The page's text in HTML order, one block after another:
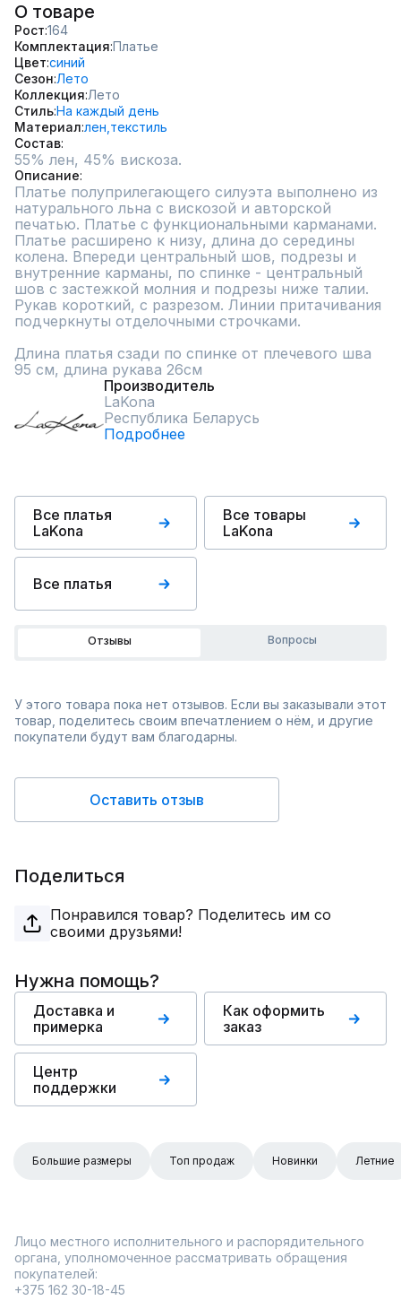
О товаре
Рост 164
Комплектация Платье
Цвет синий
Сезон Лето
Коллекция Лето
СтильНа каждый день
Материал лен, текстиль
Состав
55% лен, 45% вискоза.
Описание
Платье полуприлегающего силуэта выполнено из
натурального льна с вискозой и авторской
печатью. Платье с функциональными карманами.
Платье расширено к низу, длина до середины
колена. Впереди центральный шов, подрезы и
внутренние карманы, по спинке - центральный
шов с застежкой молния и подрезы ниже талии.
Рукав короткий, с разрезом. Линии притачивания
подчеркнуты отделочными строчками.
Длина платья сзади по спинке от плечевого шва
95 см, длина рукава 26см
Производитель
LaKona
Республика Беларусь
Подробнее
Все платья
LaKona
Все товары
LaKona
Все платья
Отзывы Вопросы
У этого товара пока нет отзывов. Если вы заказывали этот
товар, поделитесь своим впечатлением о нём, и другие
покупатели будут вам благодарны.
Оставить отзыв
Поделиться
Понравился товар? Поделитесь им со
своими друзьями!
Нужна помощь?
Доставка и
примерка
Как оформить
заказ
Центр
поддержки
Большие размеры Топ продаж Новинки Летние
Лицо местного исполнительного и распорядительного
органа, уполномоченное рассматривать обращения
покупателей:
+375 162 30-18-45